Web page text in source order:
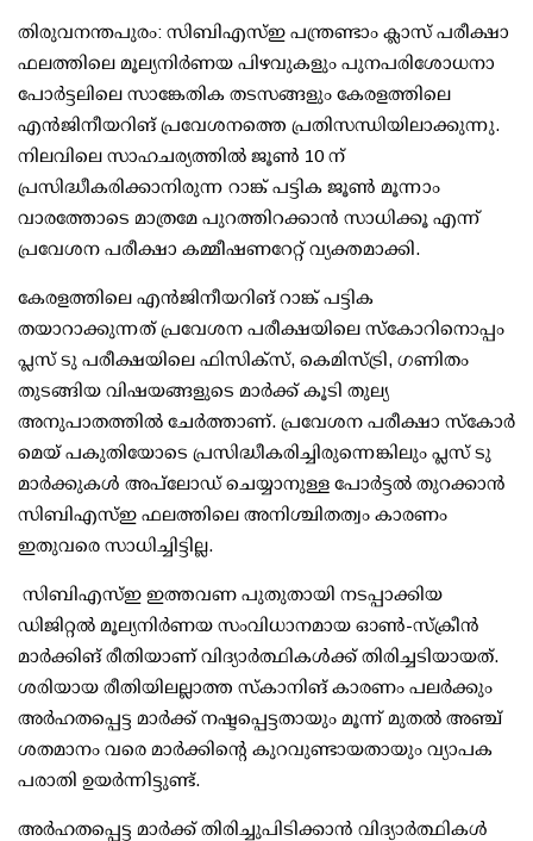
തിരുവനന്തപുരം: സിബിഎസ്ഇ പന്ത്രണ്ടാം ക്ലാസ് പരീക്ഷാ
ഫലത്തിലെ മൂല്യനിര്‍ണയ പിഴവുകളും പുനപരിശോധനാ
പോര്‍ട്ടലിലെ സാങ്കേതിക തടസങ്ങളും കേരളത്തിലെ
എന്‍ജിനീയറിങ് പ്രവേശനത്തെ പ്രതിസന്ധിയിലാക്കുന്നു.
നിലവിലെ സാഹചര്യത്തില്‍ ജൂണ്‍ 10 ന്
പ്രസിദ്ധീകരിക്കാനിരുന്ന റാങ്ക് പട്ടിക ജൂണ്‍ മൂന്നാം
വാരത്തോടെ മാത്രമേ പുറത്തിറക്കാന്‍ സാധിക്കൂ എന്ന്
പ്രവേശന പരീക്ഷാ കമ്മീഷണറേറ്റ് വ്യക്തമാക്കി.
കേരളത്തിലെ എന്‍ജിനീയറിങ് റാങ്ക് പട്ടിക
തയാറാക്കുന്നത് പ്രവേശന പരീക്ഷയിലെ സ്‌കോറിനൊപ്പം
പ്ലസ് ടു പരീക്ഷയിലെ ഫിസിക്സ്, കെമിസ്ട്രി, ഗണിതം
തുടങ്ങിയ വിഷയങ്ങളുടെ മാര്‍ക്ക് കൂടി തുല്യ
അനുപാതത്തില്‍ ചേര്‍ത്താണ്. പ്രവേശന പരീക്ഷാ സ്‌കോര്‍
മെയ് പകുതിയോടെ പ്രസിദ്ധീകരിച്ചിരുന്നെങ്കിലും പ്ലസ് ടു
മാര്‍ക്കുകള്‍ അപ്‌ലോഡ് ചെയ്യാനുള്ള പോര്‍ട്ടല്‍ തുറക്കാന്‍
സിബിഎസ്ഇ ഫലത്തിലെ അനിശ്ചിതത്വം കാരണം
ഇതുവരെ സാധിച്ചിട്ടില്ല.
സിബിഎസ്ഇ ഇത്തവണ പുതുതായി നടപ്പാക്കിയ
ഡിജിറ്റല്‍ മൂല്യനിര്‍ണയ സംവിധാനമായ ഓണ്‍-സ്‌ക്രീന്‍
മാര്‍ക്കിങ് രീതിയാണ് വിദ്യാര്‍ത്ഥികള്‍ക്ക് തിരിച്ചടിയായത്.
ശരിയായ രീതിയിലല്ലാത്ത സ്‌കാനിങ് കാരണം പലര്‍ക്കും
അര്‍ഹതപ്പെട്ട മാര്‍ക്ക് നഷ്ടപ്പെട്ടതായും മൂന്ന് മുതല്‍ അഞ്ച്
ശതമാനം വരെ മാര്‍ക്കിന്റെ കുറവുണ്ടായതായും വ്യാപക
പരാതി ഉയര്‍ന്നിട്ടുണ്ട്.
അര്‍ഹതപ്പെട്ട മാര്‍ക്ക് തിരിച്ചുപിടിക്കാന്‍ വിദ്യാര്‍ത്ഥികള്‍